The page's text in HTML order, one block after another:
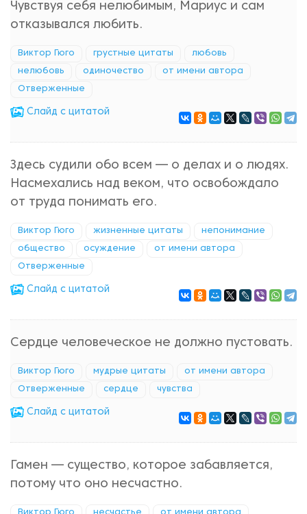
Чувствуя себя нелюбимым, Мариус и сам
отказывался любить.
Виктор Гюго грустные цитаты любовь
нелюбовь одиночество от имени автора
Отверженные
Cлайд с цитатой
Здесь судили обо всем — о делах и о людях.
Насмехались над веком, что освобождало
от труда понимать его.
Виктор Гюго жизненные цитаты непонимание
общество осуждение от имени автора
Отверженные
Cлайд с цитатой
Сердце человеческое не должно пустовать.
Виктор Гюго мудрые цитаты от имени автора
Отверженные сердце чувства
Cлайд с цитатой
Гамен — существо, которое забавляется,
потому что оно несчастно.